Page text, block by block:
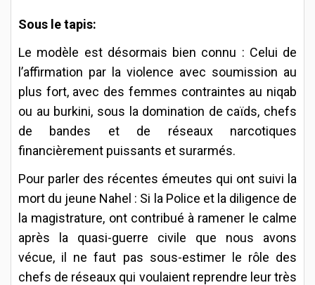
Sous le tapis:
Le modèle est désormais bien connu : Celui de
l’affirmation par la violence avec soumission au
plus fort, avec des femmes contraintes au niqab
ou au burkini, sous la domination de caïds, chefs
de bandes et de réseaux narcotiques
financièrement puissants et surarmés.
Pour parler des récentes émeutes qui ont suivi la
mort du jeune Nahel : Si la Police et la diligence de
la magistrature, ont contribué à ramener le calme
après la quasi-guerre civile que nous avons
vécue, il ne faut pas sous-estimer le rôle des
chefs de réseaux qui voulaient reprendre leur très